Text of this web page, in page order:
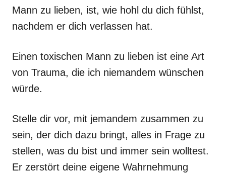
Mann zu lieben, ist, wie hohl du dich fühlst,
nachdem er dich verlassen hat.
Einen toxischen Mann zu lieben ist eine Art
von Trauma, die ich niemandem wünschen
würde.
Stelle dir vor, mit jemandem zusammen zu
sein, der dich dazu bringt, alles in Frage zu
stellen, was du bist und immer sein wolltest.
Er zerstört deine eigene Wahrnehmung